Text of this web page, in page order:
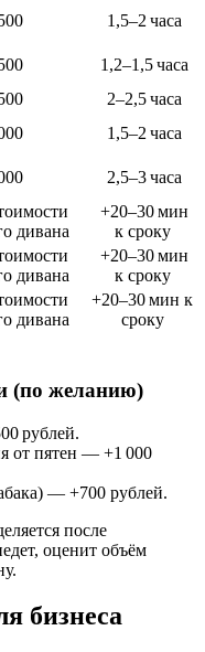
1,5–2 часа
1,2–1,5 часа
2–2,5 часа
1,5–2 часа
2,5–3 часа
дивана
+20–30 мин
к сроку
дивана
+20–30 мин
к сроку
дивана
+20–30 мин к
сроку
(по желанию)
рублей.
от пятен — +1 000
— +700 рублей.
после
оценит объём
бизнеса